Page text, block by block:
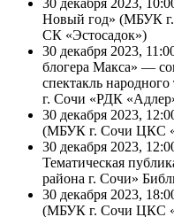
30 декабря 2023,
Новый год» (МБУК
СК «Эстосадок»)
30 декабря 2023,
блогера Макса» —
спектакль
г. Сочи «РДК
30 декабря 2023,
(МБУК г. Сочи ЦКС
30 декабря 2023,
Тематическая
района г. Сочи»
30 декабря 2023,
(МБУК г. Сочи ЦКС